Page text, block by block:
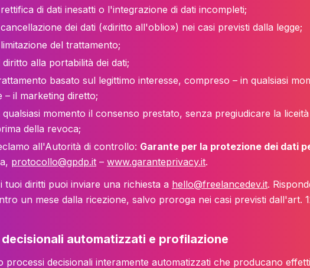
rettifica di dati inesatti o l'integrazione di dati incompleti;
cancellazione dei dati («diritto all'oblio») nei casi previsti dalla legge;
limitazione del trattamento;
alla portabilità dei dati;
basato sul legittimo interesse, compreso – in qualsiasi
– il marketing diretto;
qualsiasi momento il consenso prestato, senza pregiudicare la
della revoca;
all'Autorità di controllo: Garante per la protezione dei dati
protocollo@gpdp.it – www.garanteprivacy.it.
tuoi diritti puoi inviare una richiesta a hello@freelancedev.it.
un mese dalla ricezione, salvo proroga nei casi previsti dall'art.
automatizzati e profilazione
processi decisionali interamente automatizzati che producano